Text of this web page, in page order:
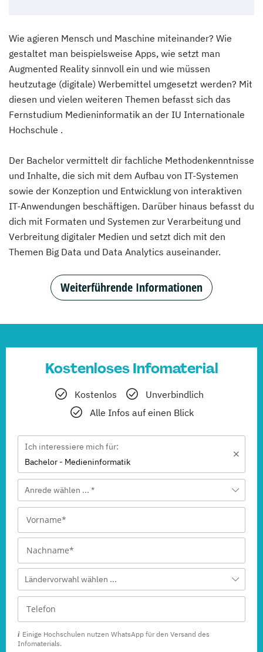
Wie agieren Mensch und Maschine miteinander? Wie
gestaltet man beispielsweise Apps, wie setzt man
Augmented Reality sinnvoll ein und wie müssen
heutzutage (digitale) Werbemittel umgesetzt werden? Mit
diesen und vielen weiteren Themen befasst sich das
Fernstudium Medieninformatik an der IU Internationale
Hochschule .
Der Bachelor vermittelt dir fachliche Methodenkenntnisse
und Inhalte, die sich mit dem Aufbau von IT-Systemen
sowie der Konzeption und Entwicklung von interaktiven
IT-Anwendungen beschäftigen. Darüber hinaus befasst du
dich mit Formaten und Systemen zur Verarbeitung und
Verbreitung digitaler Medien und setzt dich mit den
Themen Big Data und Data Analytics auseinander.
Weiterführende Informationen
Kostenloses Infomaterial
Kostenlos
Unverbindlich
Alle Infos auf einen Blick
Ich interessiere mich für:
Bachelor - Medieninformatik
Anrede wählen ... *
Ländervorwahl wählen ...
Einige Hochschulen nutzen WhatsApp für den Versand des
Infomaterials.